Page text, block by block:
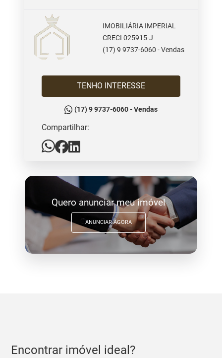
IMOBILIÁRIA IMPERIAL
CRECI 025915-J
(17) 9 9737-6060 - Vendas
TENHO INTERESSE
(17) 9 9737-6060 - Vendas
Compartilhar:
Quero anunciar meu imóvel
ANUNCIAR AGORA
Encontrar imóvel ideal?